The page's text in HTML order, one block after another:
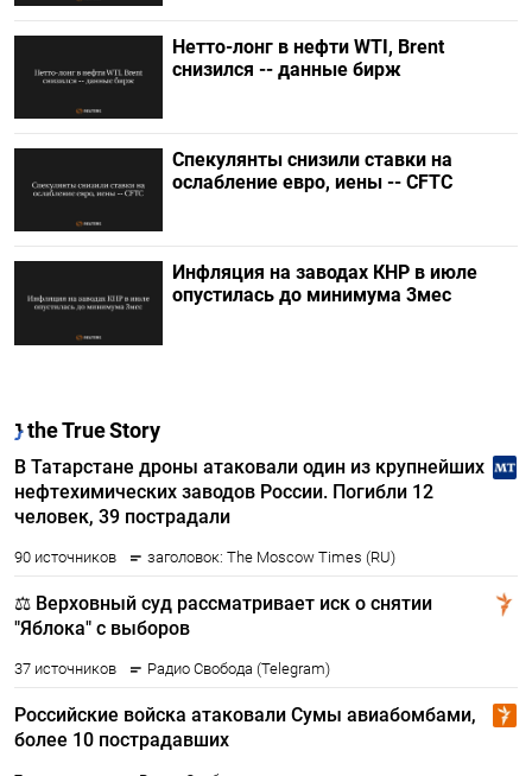
Нетто-лонг в нефти WTI, Brent
снизился -- данные бирж
Спекулянты снизили ставки на
ослабление евро, иены -- CFTC
Инфляция на заводах КНР в июле
опустилась до минимума 3мес